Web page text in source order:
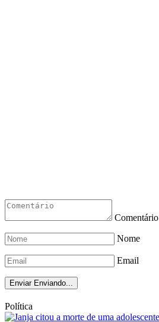
Comentário
Nome
Email
Enviar Enviando...
Política